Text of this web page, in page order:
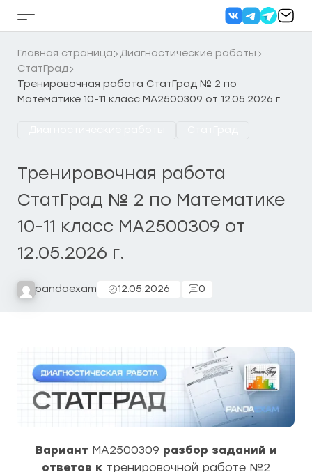
Кнопка
бокового
меню
Главная страница
Диагностические работы
СтатГрад
Тренировочная работа СтатГрад № 2 по
Математике 10-11 класс МА2500309 от 12.05.2026 г.
Тренировочная работа
СтатГрад № 2 по Математике
10-11 класс МА2500309 от
12.05.2026 г.
pandaexam 12.05.2026 0
Вариант МА2500309 разбор заданий и
ответов к тренировочной работе №2